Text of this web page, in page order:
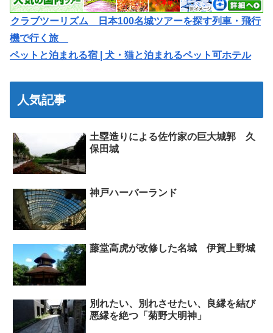
クラブツーリズム 日本100名城ツアーを探す列車・飛行
機で行く旅
ペットと泊まれる宿 | 犬・猫と泊まれるペット可ホテル
人気記事
土塁造りによる佐竹家の巨大城郭 久
保田城
神戸ハーバーランド
藤堂高虎が改修した名城 伊賀上野城
別れたい、別れさせたい、良縁を結び
悪縁を絶つ「菊野大明神」